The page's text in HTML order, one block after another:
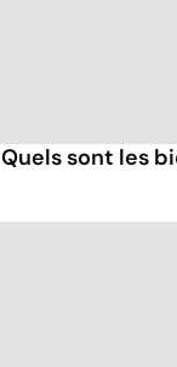
Quels sont les